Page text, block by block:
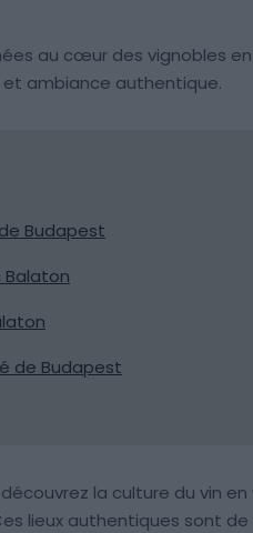
au cœur des vignobles
et ambiance authentique.
Budapest
Balaton
de Budapest
découvrez la culture du vin
lieux authentiques sont